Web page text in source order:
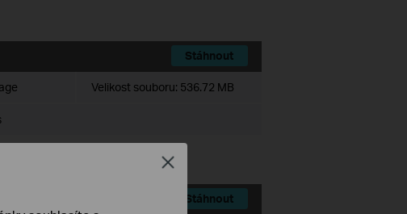
Stáhnout
Velikost souboru: 536.72 MB
Stáhnout
Close